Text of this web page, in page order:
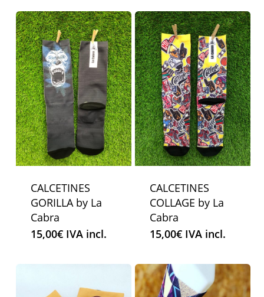
CALCETINES
GORILLA by La
Cabra
15,00€ IVA incl.
CALCETINES
COLLAGE by La
Cabra
15,00€ IVA incl.